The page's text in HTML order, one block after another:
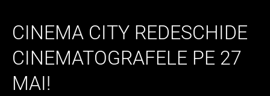
CINEMA CITY REDESCHIDE
CINEMATOGRAFELE PE 27
MAI!